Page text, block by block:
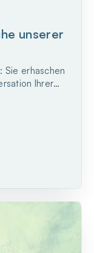
unserer
Sie erhaschen
Ihrer